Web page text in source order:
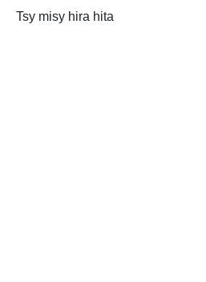
Tsy misy hira hita